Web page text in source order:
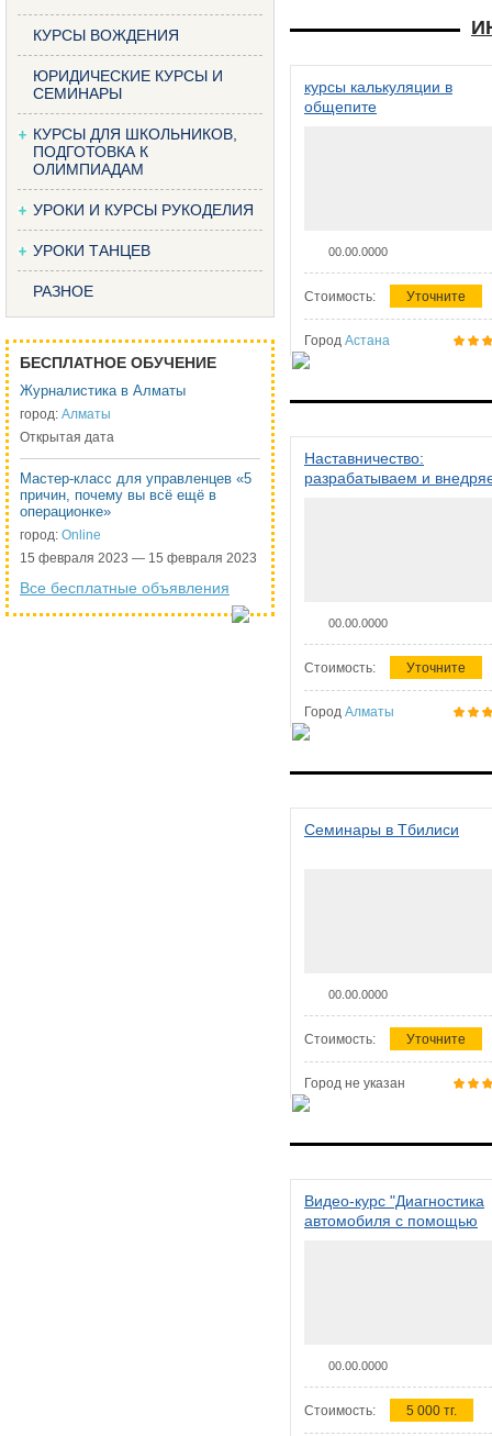
КУРСЫ ВОЖДЕНИЯ
ЮРИДИЧЕСКИЕ КУРСЫ И
СЕМИНАРЫ
КУРСЫ ДЛЯ ШКОЛЬНИКОВ,
ПОДГОТОВКА К
ОЛИМПИАДАМ
УРОКИ И КУРСЫ РУКОДЕЛИЯ
УРОКИ ТАНЦЕВ
РАЗНОЕ
БЕСПЛАТНОЕ ОБУЧЕНИЕ
Журналистика в Алматы
город: Алматы
Открытая дата
Мастер-класс для управленцев «5
причин, почему вы всё ещё в
операционке»
город: Online
15 февраля 2023 — 15 февраля 2023
Все бесплатные объявления
курсы калькуляции в
общепите
00.00.0000
Стоимость: Уточните
Город Астана
Наставничество:
разрабатываем и
00.00.0000
Стоимость: Уточните
Город Алматы
Семинары в Тбилиси
00.00.0000
Стоимость: Уточните
Город не указан
Видео-курс "Диагностика
автомобиля с помощью
00.00.0000
Стоимость: 5 000 тг.